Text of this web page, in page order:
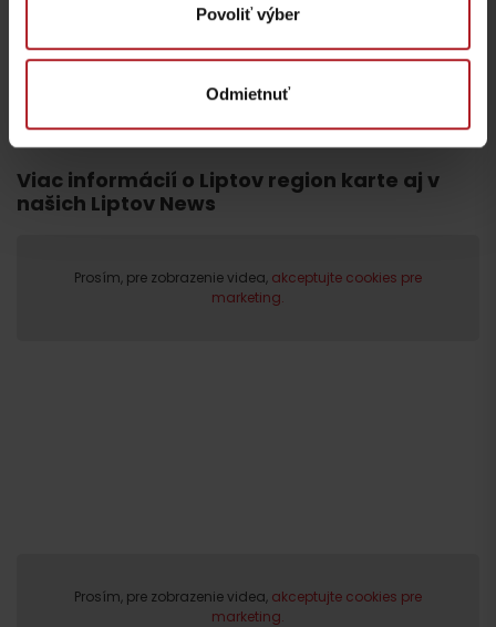
Povoliť výber
Odmietnuť
Viac informácií o Liptov region karte aj v
našich Liptov News
Prosím, pre zobrazenie videa, akceptujte cookies pre
marketing.
Prosím, pre zobrazenie videa, akceptujte cookies pre
marketing.